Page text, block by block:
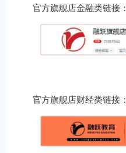
官方旗舰店金融类链接：
官方旗舰店财经类链接：